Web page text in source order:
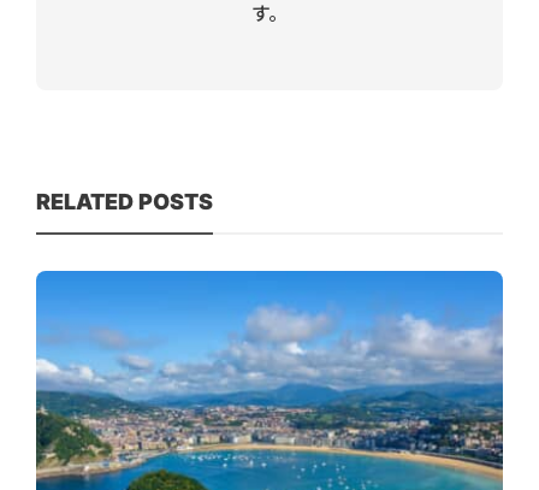
す。
RELATED POSTS